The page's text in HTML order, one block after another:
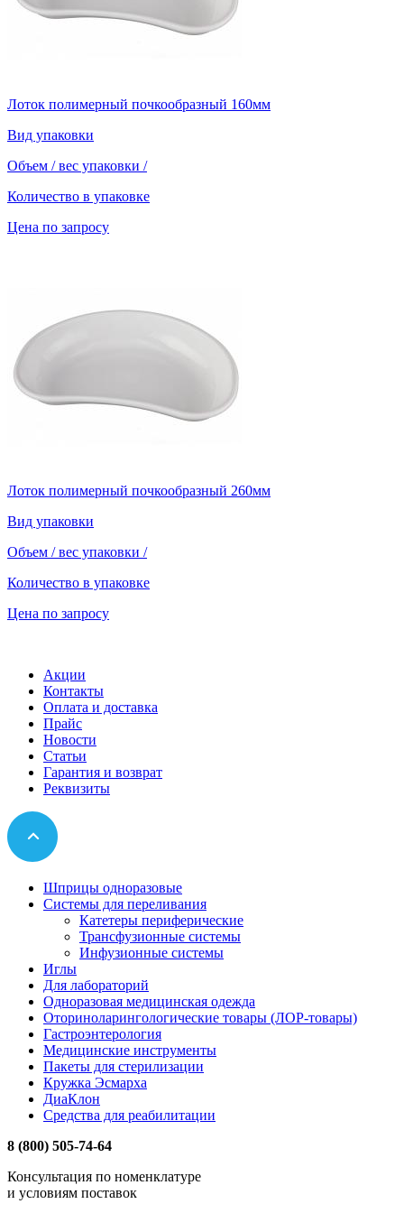
Лоток полимерный почкообразный 160мм
Вид упаковки
Объем / вес упаковки /
Количество в упаковке
Цена по запросу
Лоток полимерный почкообразный 260мм
Вид упаковки
Объем / вес упаковки /
Количество в упаковке
Цена по запросу
Акции
Контакты
Оплата и доставка
Прайс
Новости
Статьи
Гарантия и возврат
Реквизиты
Шприцы одноразовые
Системы для переливания
Катетеры периферические
Трансфузионные системы
Инфузионные системы
Иглы
Для лабораторий
Одноразовая медицинская одежда
Оториноларингологические товары (ЛОР-товары)
Гастроэнтерология
Медицинские инструменты
Пакеты для стерилизации
Кружка Эсмарха
ДиаКлон
Средства для реабилитации
8 (800) 505-74-64
Консультация по номенклатуре
и условиям поставок